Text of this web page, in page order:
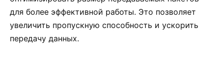
для более эффективной работы. Это позволяет
увеличить пропускную способность и ускорить
передачу данных.